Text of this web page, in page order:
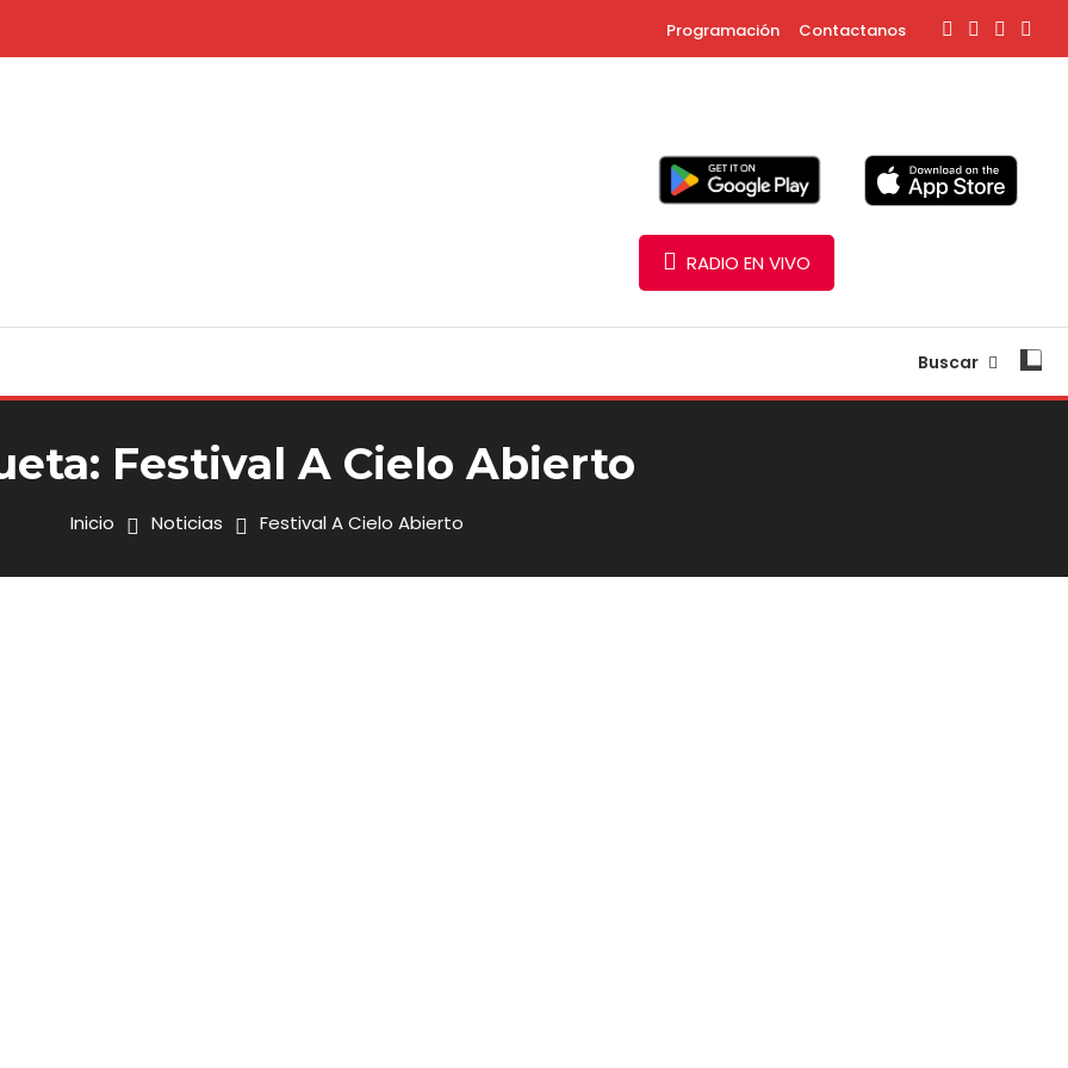
Programación Contactanos
RADIO EN VIVO
Buscar
Festival A Cielo Abierto
Inicio Noticias Festival A Cielo Abierto